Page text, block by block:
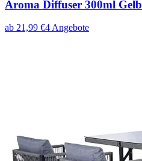
Aroma Diffuser 300ml Gelb
ab 21,99 €4 Angebote